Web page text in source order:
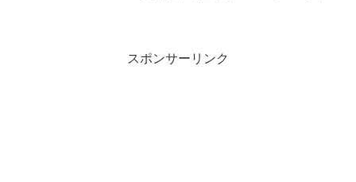
スポンサーリンク